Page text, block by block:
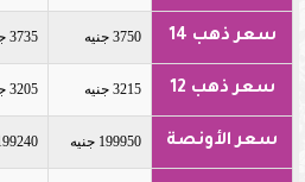
سعر ذهب 14 3750 جنيه 3735 جنيه
سعر ذهب 12 3215 جنيه 3205 جنيه
سعر الأونصة 199950 جنيه 199240